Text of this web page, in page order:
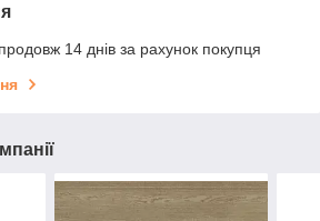
14 днів за рахунок покупця